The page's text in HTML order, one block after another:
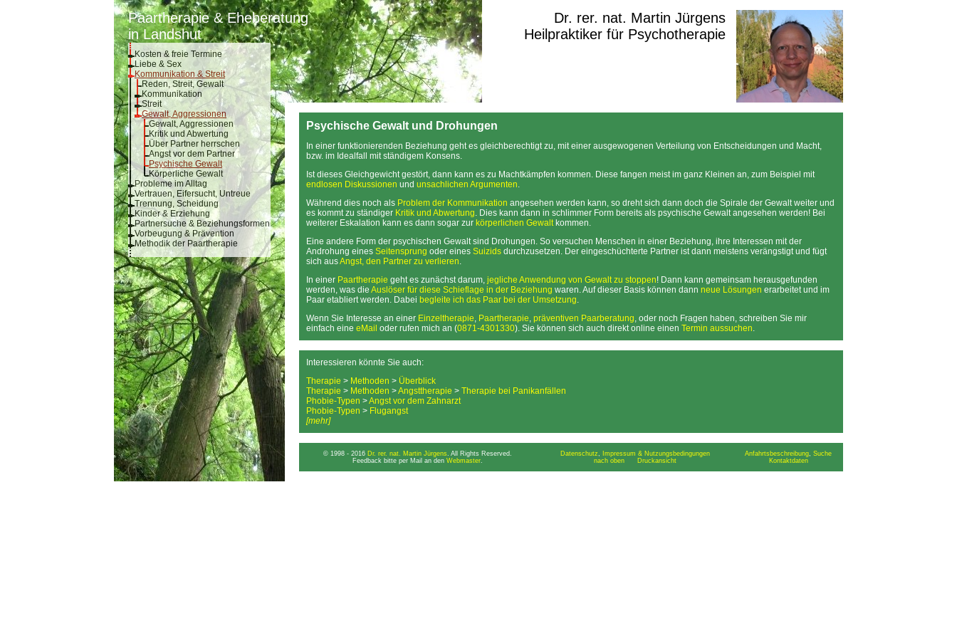
Paartherapie & Eheberatung
in Landshut
Dr. rer. nat. Martin Jürgens
Heilpraktiker für Psychotherapie
Kosten & freie Termine
Liebe & Sex
Kommunikation & Streit
Reden, Streit, Gewalt
Kommunikation
Streit
Gewalt, Aggressionen
Gewalt, Aggressionen
Kritik und Abwertung
Über Partner herrschen
Angst vor dem Partner
Psychische Gewalt
Körperliche Gewalt
Probleme im Alltag
Vertrauen, Eifersucht, Untreue
Trennung, Scheidung
Kinder & Erziehung
Partnersuche & Beziehungsformen
Vorbeugung & Prävention
Methodik der Paartherapie
Psychische Gewalt und Drohungen
In einer funktionierenden Beziehung geht es gleichberechtigt zu, mit einer ausgewogenen Verteilung von Entscheidungen und Macht,
bzw. im Idealfall mit ständigem Konsens.
Ist dieses Gleichgewicht gestört, dann kann es zu Machtkämpfen kommen. Diese fangen meist im ganz Kleinen an, zum Beispiel mit
endlosen Diskussionen und unsachlichen Argumenten.
Während dies noch als Problem der Kommunikation angesehen werden kann, so dreht sich dann doch die Spirale der Gewalt weiter und
es kommt zu ständiger Kritik und Abwertung. Dies kann dann in schlimmer Form bereits als psychische Gewalt angesehen werden! Bei
weiterer Eskalation kann es dann sogar zur körperlichen Gewaltkommen.
Eine andere Form der psychischen Gewalt sind Drohungen. So versuchen Menschen in einer Beziehung, ihre Interessen mit der
Androhung eines Seitensprung oder eines Suizids durchzusetzen. Der eingeschüchterte Partner ist dann meistens verängstigt und fügt
sich ausAngst, den Partner zu verlieren.
In einer Paartherapie geht es zunächst darum, jegliche Anwendung von Gewalt zu stoppen! Dann kann gemeinsam herausgefunden
werden, was die Auslöser für diese Schieflage in der Beziehung waren. Auf dieser Basis können dann neue Lösungen erarbeitet und im
Paar etabliert werden. Dabei begleite ich das Paar bei der Umsetzung.
Wenn Sie Interesse an einer Einzeltherapie, Paartherapie, präventiven Paarberatung, oder noch Fragen haben, schreiben Sie mir
einfach eine eMail oder rufen mich an (0871-4301330). Sie können sich auch direkt online einen Termin aussuchen.
Interessieren könnte Sie auch:
Therapie > Methoden > Überblick
Therapie > Methoden >Angsttherapie > Therapie bei Panikanfällen
Phobie-Typen >Angst vor dem Zahnarzt
Phobie-Typen > Flugangst
[mehr]
© 1998 - 2016 Dr. rer. nat. Martin Jürgens. All Rights Reserved.
Feedback bitte per Mail an den Webmaster.
Datenschutz,
Impressum & Nutzungsbedingungen
nach oben
Druckansicht
Anfahrtsbeschreibung, Suche
Kontaktdaten